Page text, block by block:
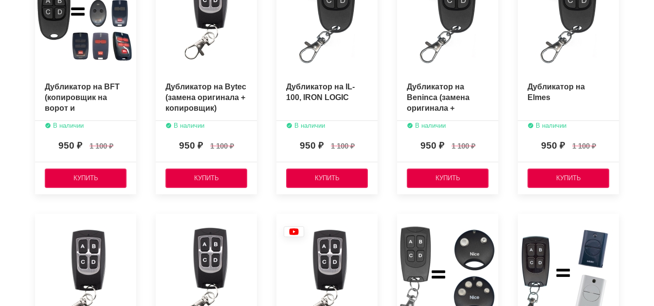
Дубликатор на BFT
(копировщик на
ворот и
шлагбаумов)
В наличии
950 1 100
КУПИТЬ
Дубликатор на Bytec
(замена оригинала +
копировщик)
В наличии
950 1 100
КУПИТЬ
Дубликатор на IL-
100, IRON LOGIC
В наличии
950 1 100
КУПИТЬ
Дубликатор на
Beninca (замена
оригинала +
копировщик)
В наличии
950 1 100
КУПИТЬ
Дубликатор на
Elmes
В наличии
950 1 100
КУПИТЬ